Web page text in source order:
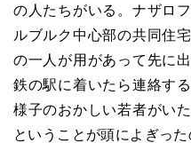
の人たちがいる。ナザロ
ルブルク中心部の共同住
の一人が用があって先に
鉄の駅に着いたら連絡す
様子のおかしい若者がい
ということが頭によぎった